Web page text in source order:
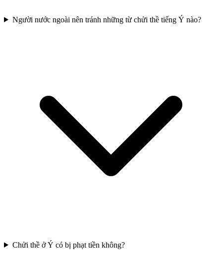
Người nước ngoài nên tránh những từ chửi thề tiếng Ý nào?
Chửi thề ở Ý có bị phạt tiền không?